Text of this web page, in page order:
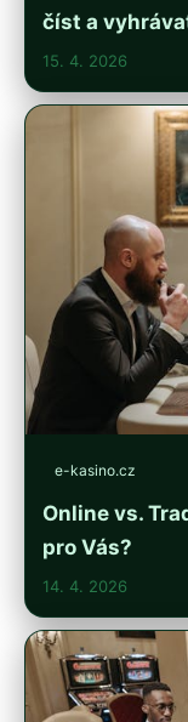
číst a
15. 4. 2026
e-kasino.cz
Online vs.
pro Vás?
14. 4. 2026